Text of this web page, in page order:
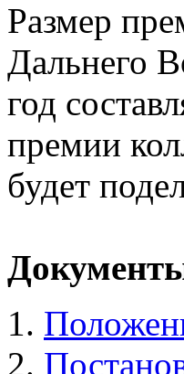
Размер
Дальнего
год
премии
будет